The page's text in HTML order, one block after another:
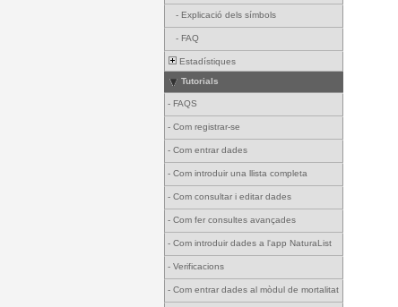
- Explicació dels símbols
- FAQ
Estadístiques
Tutorials
- FAQS
- Com registrar-se
- Com entrar dades
- Com introduir una llista completa
- Com consultar i editar dades
- Com fer consultes avançades
- Com introduir dades a l'app NaturaList
- Verificacions
- Com entrar dades al mòdul de mortalitat